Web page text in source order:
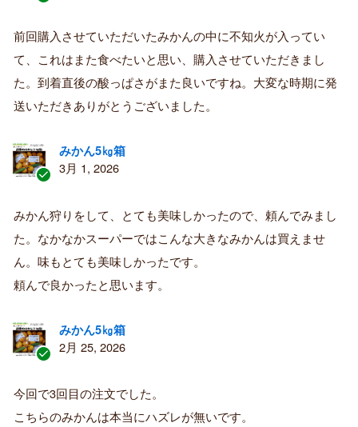
証
済
み
購
者
前回購入させていただいたみかんの中に不知火が入ってい
て、これはまた食べたいと思い、購入させていただきまし
た。到着直後の酸っぱさがまた良いですね。大変な時期に発
送いただきありがとうございました。
証
済
み
購
者
みかん5㎏箱
3月 1, 2026
みかん狩りをして、とても美味しかったので、頼んでみまし
た。なかなかスーパーではこんな大きなみかんは買えませ
ん。味もとても美味しかったです。
頼んで良かったと思います。
証
済
み
みかん5㎏箱
2月 25, 2026
今回で3回目の注文でした。
こちらのみかんは本当にハズレが無いです。